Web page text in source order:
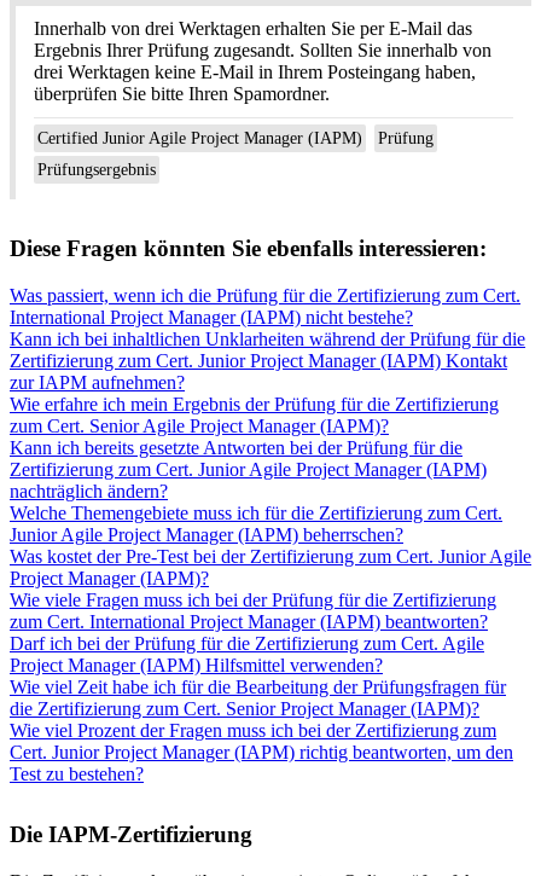
Innerhalb von drei Werktagen erhalten Sie per E-Mail das
Ergebnis Ihrer Prüfung zugesandt. Sollten Sie innerhalb von
drei Werktagen keine E-Mail in Ihrem Posteingang haben,
überprüfen Sie bitte Ihren Spamordner.
Certified Junior Agile Project Manager (IAPM)
Prüfung
Prüfungsergebnis
Diese Fragen könnten Sie ebenfalls interessieren:
Was passiert, wenn ich die Prüfung für die Zertifizierung zum Cert.
International Project Manager (IAPM) nicht bestehe?
Kann ich bei inhaltlichen Unklarheiten während der Prüfung für die
Zertifizierung zum Cert. Junior Project Manager (IAPM) Kontakt
zur IAPM aufnehmen?
Wie erfahre ich mein Ergebnis der Prüfung für die Zertifizierung
zum Cert. Senior Agile Project Manager (IAPM)?
Kann ich bereits gesetzte Antworten bei der Prüfung für die
Zertifizierung zum Cert. Junior Agile Project Manager (IAPM)
nachträglich ändern?
Welche Themengebiete muss ich für die Zertifizierung zum Cert.
Junior Agile Project Manager (IAPM) beherrschen?
Was kostet der Pre-Test bei der Zertifizierung zum Cert. Junior Agile
Project Manager (IAPM)?
Wie viele Fragen muss ich bei der Prüfung für die Zertifizierung
zum Cert. International Project Manager (IAPM) beantworten?
Darf ich bei der Prüfung für die Zertifizierung zum Cert. Agile
Project Manager (IAPM) Hilfsmittel verwenden?
Wie viel Zeit habe ich für die Bearbeitung der Prüfungsfragen für
die Zertifizierung zum Cert. Senior Project Manager (IAPM)?
Wie viel Prozent der Fragen muss ich bei der Zertifizierung zum
Cert. Junior Project Manager (IAPM) richtig beantworten, um den
Test zu bestehen?
Die IAPM-Zertifizierung